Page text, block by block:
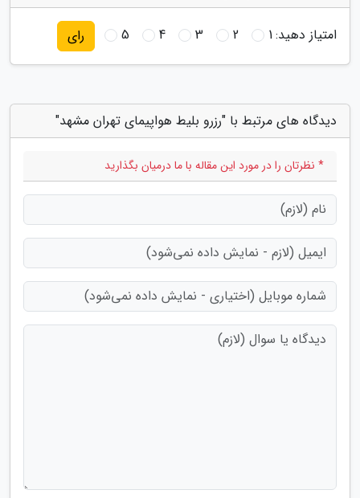
امتیاز دهید:1
2
3
4
5 رای
دیدگاه های مرتبط با "رزرو بلیط هواپیمای تهران مشهد"
* نظرتان را در مورد این مقاله با ما درمیان بگذارید